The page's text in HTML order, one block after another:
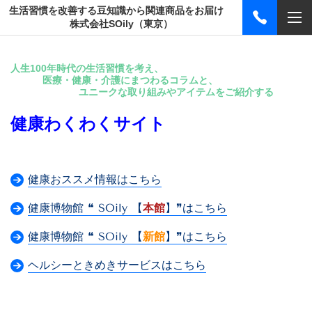
生活習慣を改善する豆知識から関連商品をお届け
株式会社SOily（東京）
人生100年時代の生活習慣を考え、
医療・健康・介護にまつわるコラムと、
ユニークな取り組みやアイテムをご紹介する
健康わくわくサイト
健康おススメ情報はこちら
健康博物館 ❝ SOily 【本館】❞はこちら
健康博物館 ❝ SOily 【新館】❞はこちら
ヘルシーときめきサービスはこちら